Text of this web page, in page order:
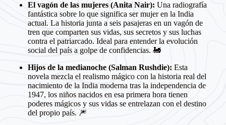
El vagón de las mujeres (Anita Nair): Una radiografía
fantástica sobre lo que significa ser mujer en la India
actual. La historia junta a seis pasajeras en un vagón de
tren que comparten sus vidas, sus secretos y sus luchas
contra el patriarcado. Ideal para entender la evolución
social del país a golpe de confidencias. 🚂
Hijos de la medianoche (Salman Rushdie): Esta
novela mezcla el realismo mágico con la historia real del
nacimiento de la India moderna tras la independencia de
1947, los niños nacidos en esa primera hora tienen
poderes mágicos y sus vidas se entrelazan con el destino
del propio país. 🎆